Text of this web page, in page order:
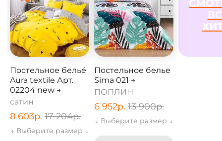
Постельное бельё
Aura textile Арт.
02204 new →
сатин
8 603р. 17 204р.
↓ Выберите размер ↓
Постельное белье
Sima 021 →
ПОПЛИН
6 952р. 13 900р.
↓ Выберите размер ↓